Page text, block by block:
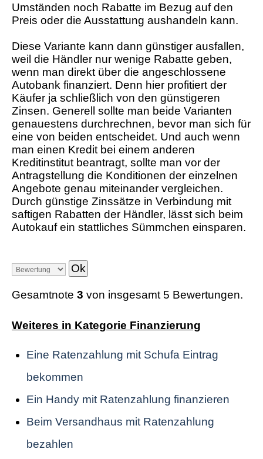
Umständen noch Rabatte im Bezug auf den
Preis oder die Ausstattung aushandeln kann.
Diese Variante kann dann günstiger ausfallen,
weil die Händler nur wenige Rabatte geben,
wenn man direkt über die angeschlossene
Autobank finanziert. Denn hier profitiert der
Käufer ja schließlich von den günstigeren
Zinsen. Generell sollte man beide Varianten
genauestens durchrechnen, bevor man sich für
eine von beiden entscheidet. Und auch wenn
man einen Kredit bei einem anderen
Kreditinstitut beantragt, sollte man vor der
Antragstellung die Konditionen der einzelnen
Angebote genau miteinander vergleichen.
Durch günstige Zinssätze in Verbindung mit
saftigen Rabatten der Händler, lässt sich beim
Autokauf ein stattliches Sümmchen einsparen.
Gesamtnote 3 von insgesamt 5 Bewertungen.
Weiteres in Kategorie Finanzierung
Eine Ratenzahlung mit Schufa Eintrag
bekommen
Ein Handy mit Ratenzahlung finanzieren
Beim Versandhaus mit Ratenzahlung
bezahlen